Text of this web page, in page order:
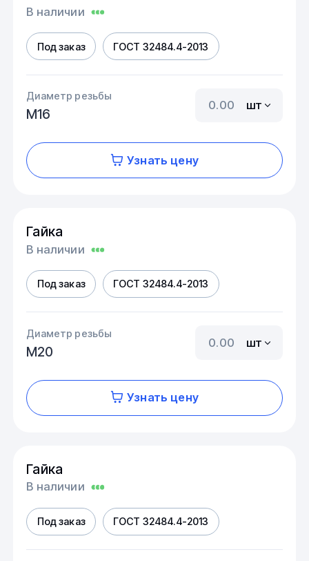
В наличии
Под заказ ГОСТ 32484.4-2013
Диаметр резьбы
М16
шт
Узнать цену
Гайка
В наличии
Под заказ ГОСТ 32484.4-2013
Диаметр резьбы
М20
шт
Узнать цену
Гайка
В наличии
Под заказ ГОСТ 32484.4-2013